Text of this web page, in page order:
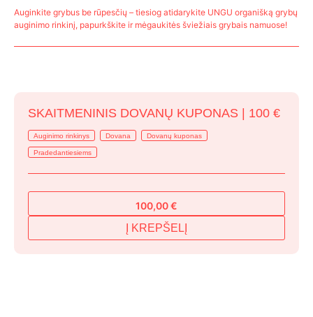
Auginkite grybus be rūpesčių – tiesiog atidarykite UNGU organišką grybų
auginimo rinkinį, papurkškite ir mėgaukitės šviežiais grybais namuose!
SKAITMENINIS DOVANŲ KUPONAS | 100 €
Auginimo rinkinys Dovana Dovanų kuponas
Pradedantiesiems
100,00€
Į KREPŠELĮ